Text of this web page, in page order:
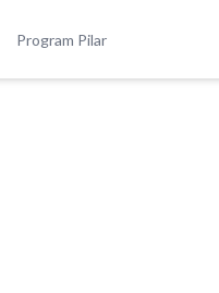
Program Pilar